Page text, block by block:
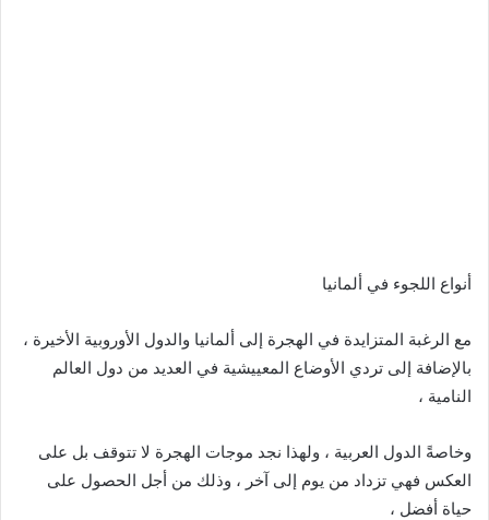
أنواع اللجوء في ألمانيا
مع الرغبة المتزايدة في الهجرة إلى ألمانيا والدول الأوروبية الأخيرة ،
بالإضافة إلى تردي الأوضاع المعييشية في العديد من دول العالم
النامية ،
وخاصةً الدول العربية ، ولهذا نجد موجات الهجرة لا تتوقف بل على
العكس فهي تزداد من يوم إلى آخر ، وذلك من أجل الحصول على
حياة أفضل ،